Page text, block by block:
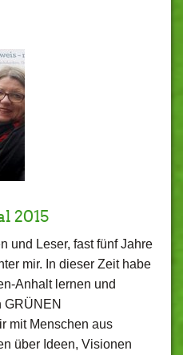
2015
und Leser, fast fünf Jahre
mir. In dieser Zeit habe
Anhalt lernen und
GRÜNEN
mit Menschen aus
über Ideen, Visionen